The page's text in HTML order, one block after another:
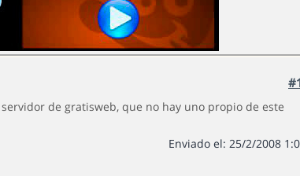
de gratisweb, que no hay uno propio de este
Enviado el: 25/2/2008